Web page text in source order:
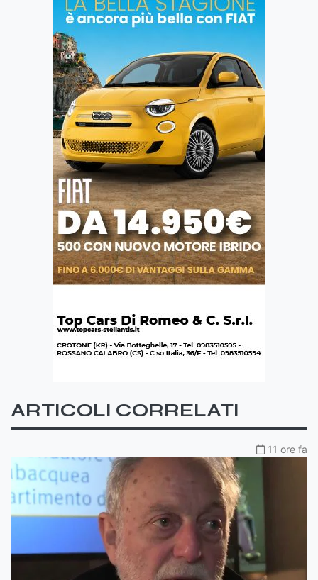
ARTICOLI CORRELATI
11 ore fa